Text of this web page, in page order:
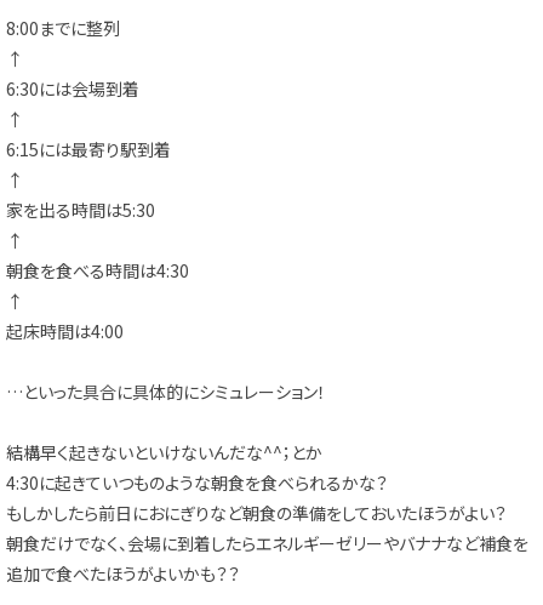
8:00までに整列
↑
6:30には会場到着
↑
6:15には最寄り駅到着
↑
家を出る時間は5:30
↑
朝食を食べる時間は4:30
↑
起床時間は4:00
…といった具合に具体的にシミュレーション！
結構早く起きないといけないんだな^^；とか
4:30に起きていつものような朝食を食べられるかな？
もしかしたら前日におにぎりなど朝食の準備をしておいたほうがよい？
朝食だけでなく、会場に到着したらエネルギーゼリーやバナナなど補食を
追加で食べたほうがよいかも？？